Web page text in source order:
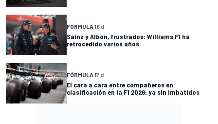
FÓRMULA 16 d
Sainz y Albon, frustrados: Williams F1 ha
retrocedido varios años
FÓRMULA 17 d
El cara a cara entre compañeros en
clasificación en la F1 2026: ya sin imbatidos